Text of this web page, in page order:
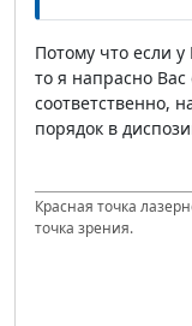
Потому что если
то я напрасно
соответственно,
порядок в
Красная точка
точка зрения.